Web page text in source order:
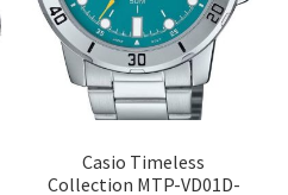
Casio Timeless
Сollection MTP-VD01D-